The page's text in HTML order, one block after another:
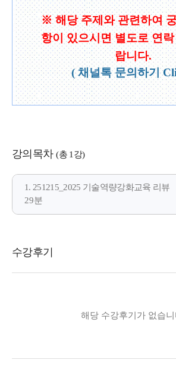
※ 해당 주제와 관련하여
항이 있으시면 별도로 연
랍니다.
( 채널톡 문의하기
강의목차 (총 1강)
1. 251215_2025 기술역량강화교육 리뷰
29분